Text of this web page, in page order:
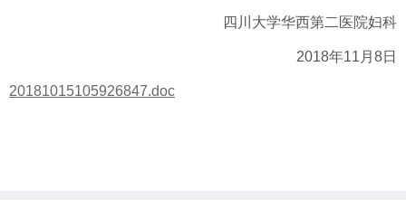
四川大学华西第二医院妇科
2018年11月8日
20181015105926847.doc